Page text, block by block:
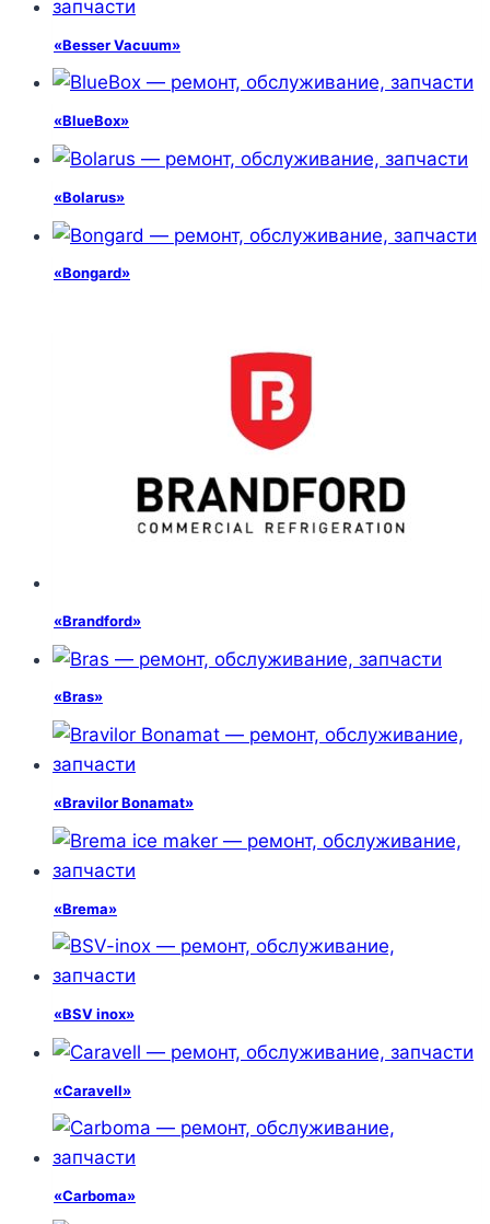
«Besser Vacuum»
«BlueBox»
«Bolarus»
«Bongard»
«Brandford»
«Bras»
«Bravilor Bonamat»
«Brema»
«BSV inox»
«Caravell»
«Carboma»